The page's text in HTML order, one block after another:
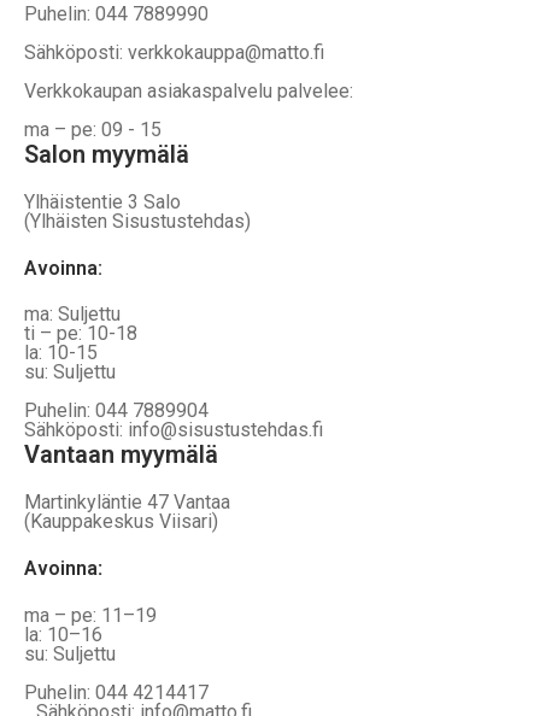
Puhelin: 044 7889990
Sähköposti: verkkokauppa@matto.fi
Verkkokaupan asiakaspalvelu palvelee:
ma – pe: 09 - 15
Salon myymälä
Ylhäistentie 3 Salo
(Ylhäisten Sisustustehdas)
Avoinna:
ma: Suljettu
ti – pe: 10-18
la: 10-15
su: Suljettu
Puhelin: 044 7889904
Sähköposti: info@sisustustehdas.fi
Vantaan myymälä
Martinkyläntie 47 Vantaa
(Kauppakeskus Viisari)
Avoinna:
ma – pe: 11–19
la: 10–16
su: Suljettu
Puhelin: 044 4214417